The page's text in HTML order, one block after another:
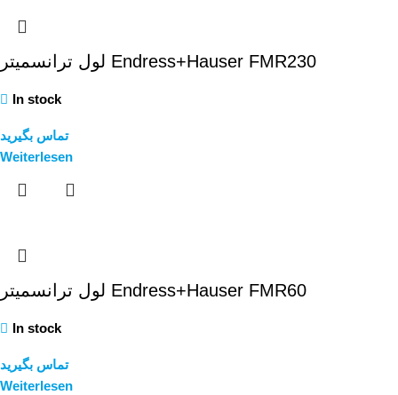
لول ترانسمیتر Endress+Hauser FMR230
In stock
تماس بگیرید
Weiterlesen
لول ترانسمیتر Endress+Hauser FMR60
In stock
تماس بگیرید
Weiterlesen